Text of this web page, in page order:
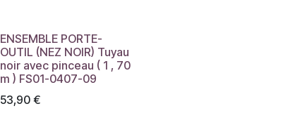
ENSEMBLE PORTE-
OUTIL (NEZ NOIR) Tuyau
noir avec pinceau ( 1 , 70
m ) FS01-0407-09
53,90 €